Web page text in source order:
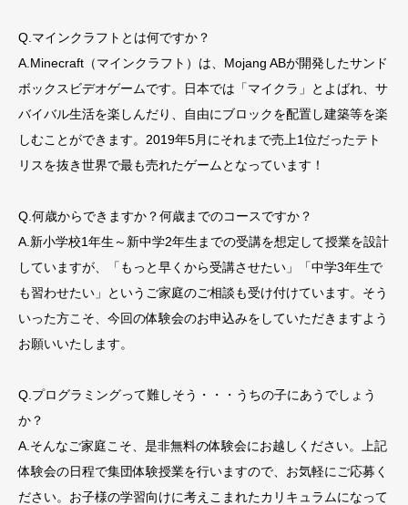
Q.マインクラフトとは何ですか？
A.Minecraft（マインクラフト）は、Mojang ABが開発したサンド
ボックスビデオゲームです。日本では「マイクラ」とよばれ、サ
バイバル生活を楽しんだり、自由にブロックを配置し建築等を楽
しむことができます。2019年5月にそれまで売上1位だったテト
リスを抜き世界で最も売れたゲームとなっています！
Q.何歳からできますか？何歳までのコースですか？
A.新小学校1年生～新中学2年生までの受講を想定して授業を設計
していますが、「もっと早くから受講させたい」「中学3年生で
も習わせたい」というご家庭のご相談も受け付けています。そう
いった方こそ、今回の体験会のお申込みをしていただきますよう
お願いいたします。
Q.プログラミングって難しそう・・・うちの子にあうでしょう
か？
A.そんなご家庭こそ、是非無料の体験会にお越しください。上記
体験会の日程で集団体験授業を行いますので、お気軽にご応募く
ださい。お子様の学習向けに考えこまれたカリキュラムになって